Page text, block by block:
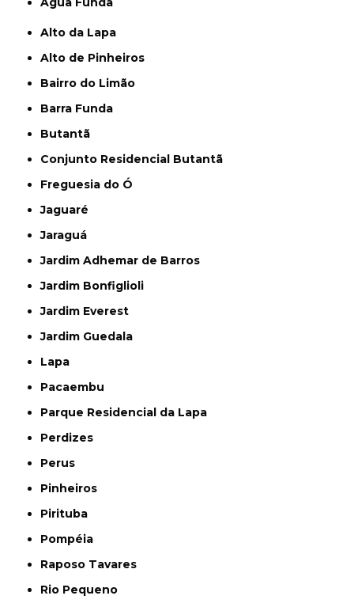
Alto da Lapa
Alto de Pinheiros
Bairro do Limão
Barra Funda
Butantã
Conjunto Residencial Butantã
Freguesia do Ó
Jaguaré
Jaraguá
Jardim Adhemar de Barros
Jardim Bonfiglioli
Jardim Everest
Jardim Guedala
Lapa
Pacaembu
Parque Residencial da Lapa
Perdizes
Perus
Pinheiros
Pirituba
Pompéia
Raposo Tavares
Rio Pequeno